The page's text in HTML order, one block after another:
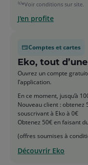
⁽¹⁾*Voir conditions sur site.
J'en profite
Comptes et cartes
Eko, tout
Ouvrez un compte
l’application.
En ce moment, jusqu’à
Nouveau client : obtenez
souscrivant à Eko à 0€
Obtenez 50€ en faisant
(offres soumises à
Découvrir Eko